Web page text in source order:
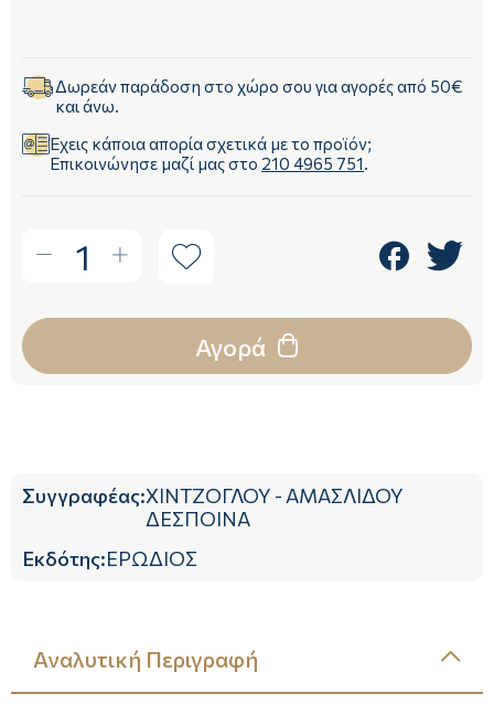
Δωρεάν παράδοση στο χώρο σου για αγορές από 50€
και άνω.
Έχεις κάποια απορία σχετικά με το προϊόν;
Επικοινώνησε μαζί μας στο 210 4965 751.
1
Αγορά
Συγγραφέας:ΧΙΝΤΖΟΓΛΟΥ - ΑΜΑΣΛΙΔΟΥ
ΔΕΣΠΟΙΝΑ
Εκδότης:ΕΡΩΔΙΟΣ
Αναλυτική Περιγραφή